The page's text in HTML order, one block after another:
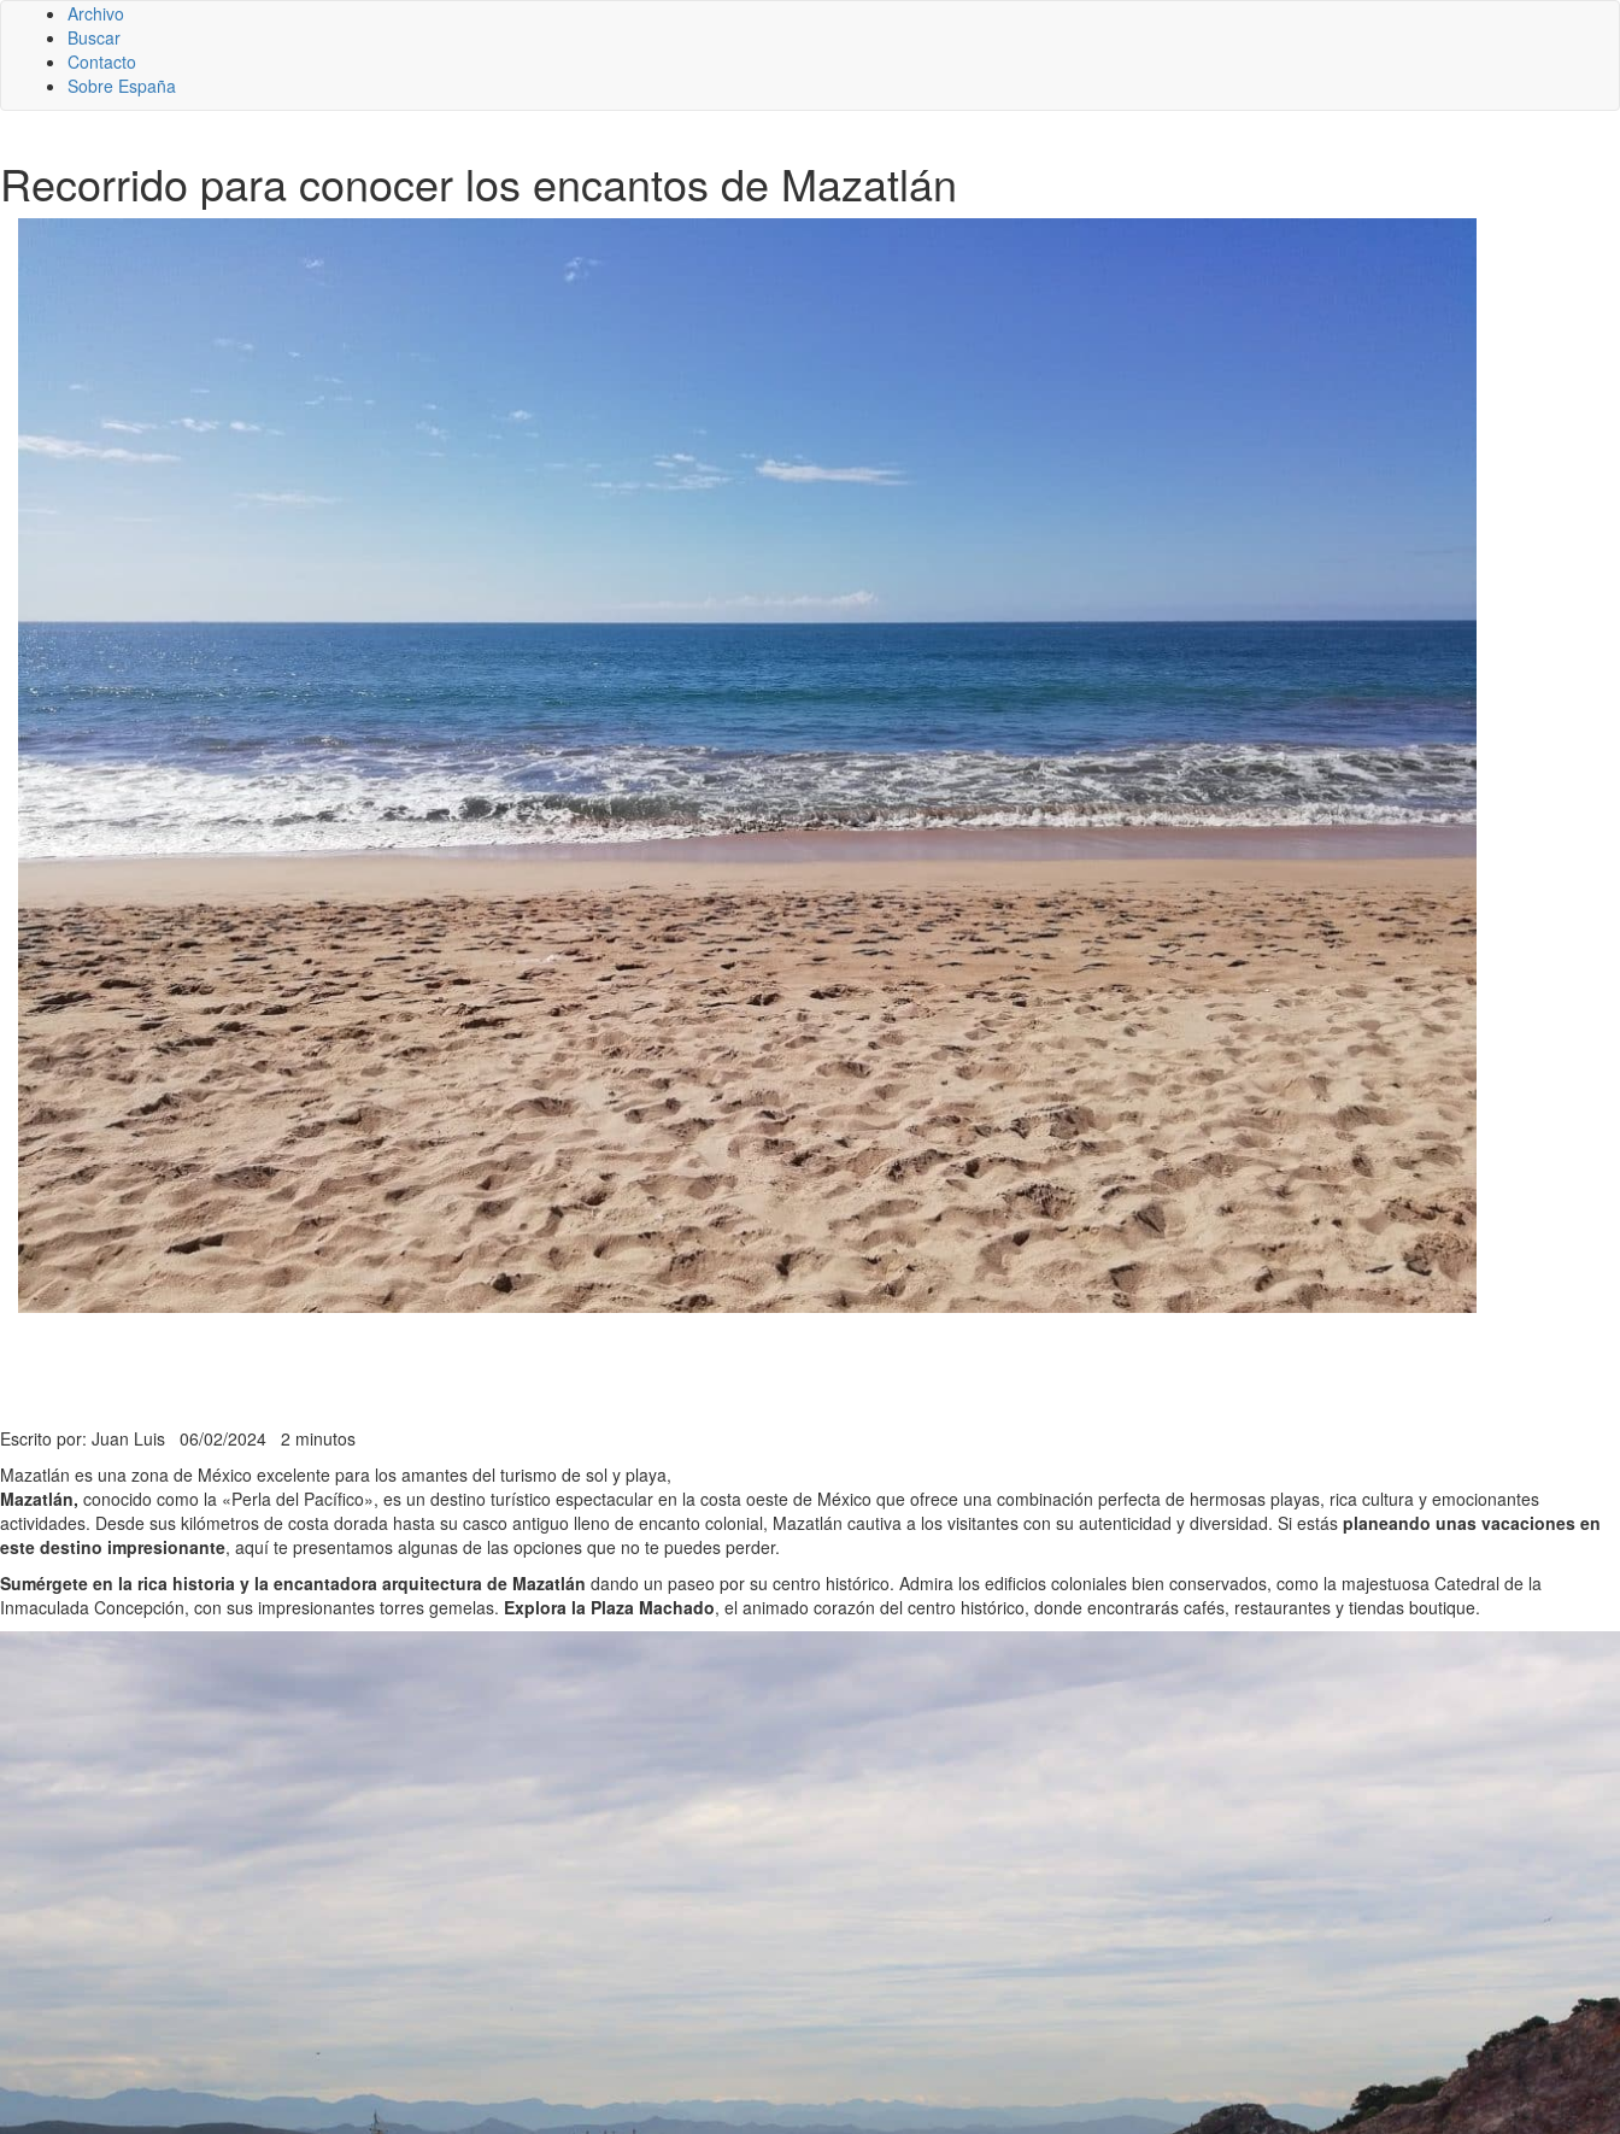
Archivo
Buscar
Contacto
Sobre España
Recorrido para conocer los encantos de Mazatlán
Escrito por: Juan Luis 06/02/2024 2 minutos
Mazatlán es una zona de México excelente para los amantes del turismo de sol y playa,
Mazatlán, conocido como la «Perla del Pacífico», es un destino turístico espectacular en la costa oeste de México que ofrece una combinación perfecta de hermosas playas, rica cultura y emocionantes
actividades. Desde sus kilómetros de costa dorada hasta su casco antiguo lleno de encanto colonial, Mazatlán cautiva a los visitantes con su autenticidad y diversidad. Si estás planeando unas vacaciones en
este destino impresionante, aquí te presentamos algunas de las opciones que no te puedes perder.
Sumérgete en la rica historia y la encantadora arquitectura de Mazatlán dando un paseo por su centro histórico. Admira los edificios coloniales bien conservados, como la majestuosa Catedral de la
Inmaculada Concepción, con sus impresionantes torres gemelas. Explora la Plaza Machado, el animado corazón del centro histórico, donde encontrarás cafés, restaurantes y tiendas boutique.